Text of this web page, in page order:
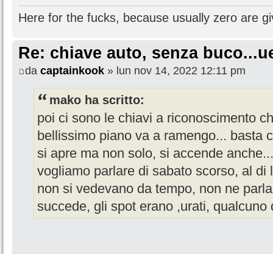
Here for the fucks, because usually zero are
Re: chiave auto, senza
da captainkook » lun nov 14, 2022 12:11 pm
mako ha scritto:
poi ci sono le chiavi a riconoscimento
bellissimo piano va a ramengo... basta
si apre ma non solo, si accende
vogliamo parlare di sabato scorso, al
non si vedevano da tempo, non ne
succede, gli spot erano ,urati, qualcuno